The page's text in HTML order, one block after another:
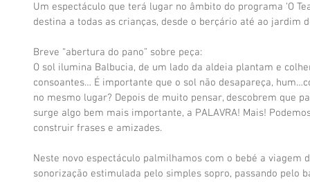
Um espectáculo que terá lugar no âmbito do programa ‘O
destina a todas as crianças, desde o berçário até ao jardim
Breve “abertura do pano” sobre peça:
O sol ilumina Balbucia, de um lado da aldeia plantam e
consoantes… É importante que o sol não desapareça,
no mesmo lugar? Depois de muito pensar, descobrem que
surge algo bem mais importante, a PALAVRA! Mais!
construir frases e amizades.
Neste novo espectáculo palmilhamos com o bebé a viagem
sonorização estimulada pelo simples sopro, passando pelo